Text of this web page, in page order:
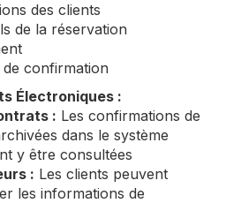
des clients
de la réservation
confirmation
Électroniques :
: Les confirmations de
dans le système
y être consultées
: Les clients peuvent
les informations de